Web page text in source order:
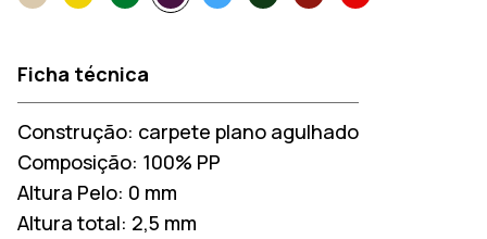
Ficha técnica
Construção: carpete plano agulhado
Composição: 100% PP
Altura Pelo: 0 mm
Altura total: 2,5 mm